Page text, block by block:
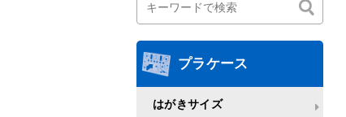
プラケース
はがきサイズ